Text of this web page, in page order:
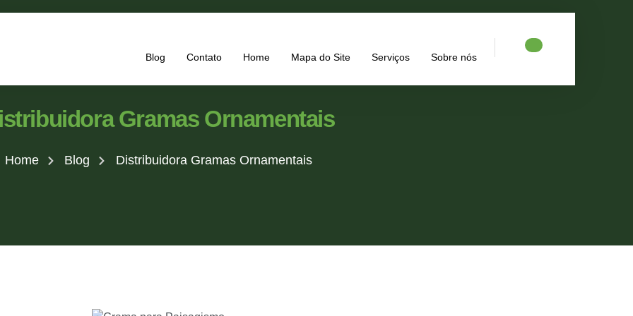
Blog Contato Home Mapa do Site Serviços Sobre nós
Gramas Ornamentais
Home Blog Distribuidora Gramas Ornamentais